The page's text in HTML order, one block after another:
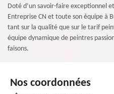
Doté d’un savoir-faire exceptionnel
Entreprise CN et toute son équipe à
tant sur la qualité que sur le tarif
équipe dynamique de peintres
faisons.
Nos coordonnées